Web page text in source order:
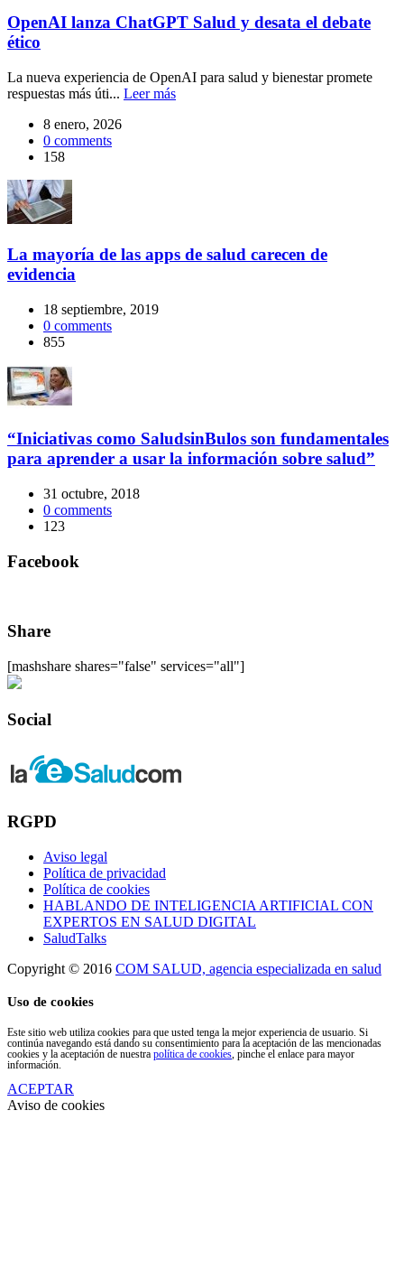
OpenAI lanza ChatGPT Salud y desata el debate
ético
La nueva experiencia de OpenAI para salud y bienestar promete
respuestas más úti... Leer más
8 enero, 2026
0 comments
158
La mayoría de las apps de salud carecen de
evidencia
18 septiembre, 2019
0 comments
855
“Iniciativas como SaludsinBulos son fundamentales
para aprender a usar la información sobre salud”
31 octubre, 2018
0 comments
123
Facebook
Share
[mashshare shares="false" services="all"]
Social
RGPD
Aviso legal
Política de privacidad
Política de cookies
HABLANDO DE INTELIGENCIA ARTIFICIAL CON
EXPERTOS EN SALUD DIGITAL
SaludTalks
Copyright © 2016 COM SALUD, agencia especializada en salud
Uso de cookies
Este sitio web utiliza cookies para que usted tenga la mejor experiencia de usuario. Si
continúa navegando está dando su consentimiento para la aceptación de las mencionadas
cookies y la aceptación de nuestra política de cookies , pinche el enlace para mayor
información.
ACEPTAR
Aviso de cookies